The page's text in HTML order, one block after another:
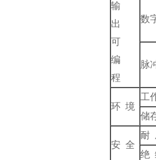
输
出
可
编
程
数
脉
环 境
工
储
安 全
耐
绝